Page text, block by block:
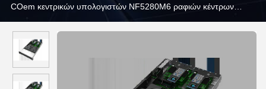
COem κεντρικών υπολογιστών NF5280M6 ραφιών κέντρων